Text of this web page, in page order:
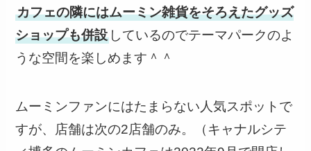
カフェの隣にはムーミン雑貨をそろえたグッズ
ショップも併設 しているのでテーマパークのよ
うな空間を楽しめます＾＾
ムーミンファンにはたまらない人気スポットで
すが、店舗は次の2店舗のみ。（キャナルシテ